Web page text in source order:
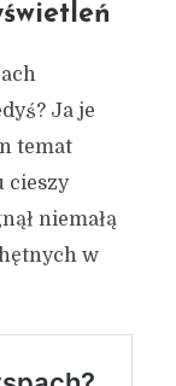
na
Ja je
temat
cieszy
niemałą
w